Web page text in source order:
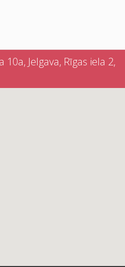
Jelgava, Rīgas iela 2,